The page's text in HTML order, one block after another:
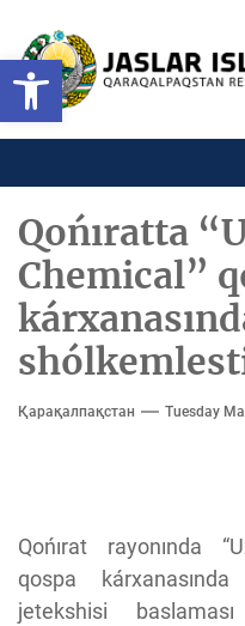
Open toolbar
content
Ózbekstan
Qońıratta
Chemical”
Қарақалпақстан Tuesday
Qońırat rayonında
qospa
jetekshisi